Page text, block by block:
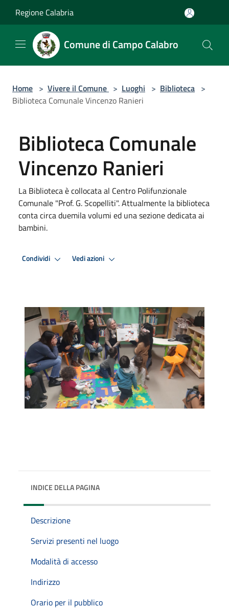
Regione Calabria
Comune di Campo Calabro
Home > Vivere il Comune > Luoghi > Biblioteca >
Biblioteca Comunale Vincenzo Ranieri
Biblioteca Comunale
Vincenzo Ranieri
La Biblioteca è collocata al Centro Polifunzionale
Comunale "Prof. G. Scopelliti". Attualmente la biblioteca
conta circa duemila volumi ed una sezione dedicata ai
bambini.
Condividi Vedi azioni
INDICE DELLA PAGINA
Descrizione
Servizi presenti nel luogo
Modalità di accesso
Indirizzo
Orario per il pubblico